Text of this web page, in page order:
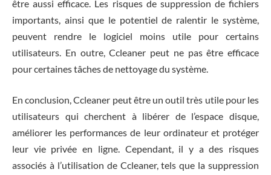
être aussi efficace. Les risques de suppression de fichiers
importants, ainsi que le potentiel de ralentir le système,
peuvent rendre le logiciel moins utile pour certains
utilisateurs. En outre, Ccleaner peut ne pas être efficace
pour certaines tâches de nettoyage du système.
En conclusion, Ccleaner peut être un outil très utile pour les
utilisateurs qui cherchent à libérer de l’espace disque,
améliorer les performances de leur ordinateur et protéger
leur vie privée en ligne. Cependant, il y a des risques
associés à l’utilisation de Ccleaner, tels que la suppression